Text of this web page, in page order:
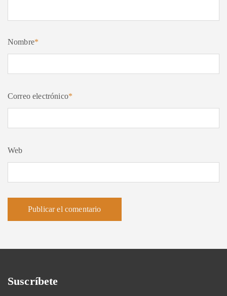
Nombre*
Correo electrónico*
Web
Suscríbete